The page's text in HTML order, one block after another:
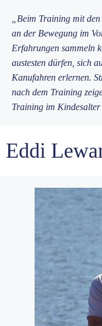
„Beim Training mit
an der Bewegung im
Erfahrungen sammeln
austesten dürfen, sich
Kanufahren erlernen.
nach dem Training
Training im
Eddi